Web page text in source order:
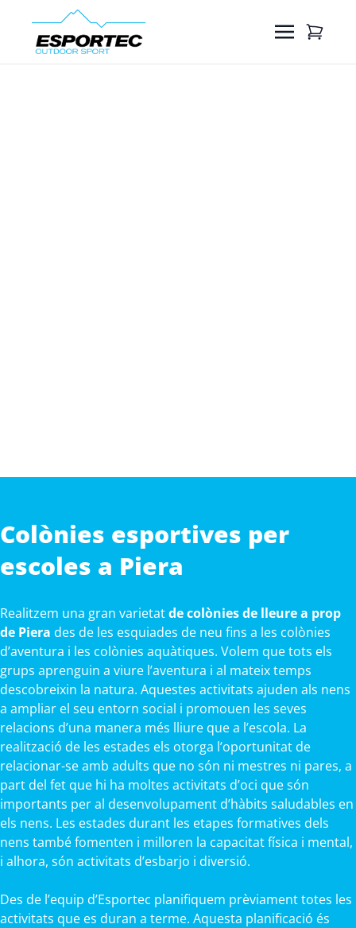
Colònies esportives per
escoles a Piera
Realitzem una gran varietatde colònies de lleure a prop
de Piera des de les esquiades de neu fins a les colònies
d’aventura i les colònies aquàtiques. Volem que tots els
grups aprenguin a viure l’aventura i al mateix temps
descobreixin la natura. Aquestes activitats ajuden als nens
a ampliar el seu entorn social i promouen les seves
relacions d’una manera més lliure que a l’escola. La
realització de les estades els otorga l’oportunitat de
relacionar-se amb adults que no són ni mestres ni pares, a
part del fet que hi ha moltes activitats d’oci que són
importants per al desenvolupament d’hàbits saludables en
els nens. Les estades durant les etapes formatives dels
nens també fomenten i milloren la capacitat física i mental,
i alhora, són activitats d’esbarjo i diversió.
Des de l’equip d’Esportec planifiquem prèviament totes les
activitats que es duran a terme. Aquesta planificació és